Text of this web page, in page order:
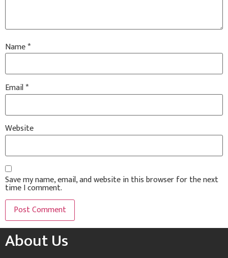
Name*
Email*
Website
Save my name, email, and website in this browser for the next
time I comment.
About Us